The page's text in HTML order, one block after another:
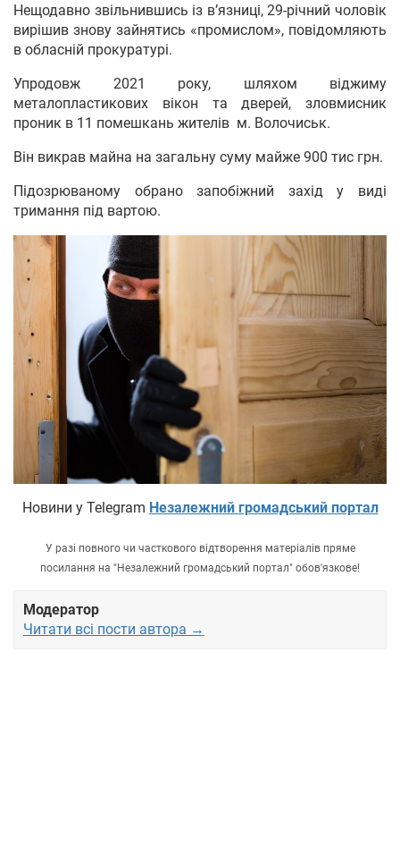
Нещодавно звільнившись із в’язниці, 29-річний чоловік
вирішив знову зайнятись «промислом», повідомляють
в обласній прокуратурі.
Упродовж 2021 року, шляхом віджиму
металопластикових вікон та дверей, зловмисник
проник в 11 помешкань жителів м. Волочиськ.
Він викрав майна на загальну суму майже 900 тис грн.
Підозрюваному обрано запобіжний захід у виді
тримання під вартою.
Новини у Telegram Незалежний громадський портал
У разі повного чи часткового відтворення матеріалів пряме
посилання на "Незалежний громадський портал" обов'язкове!
Модератор
Читати всі пости автора →